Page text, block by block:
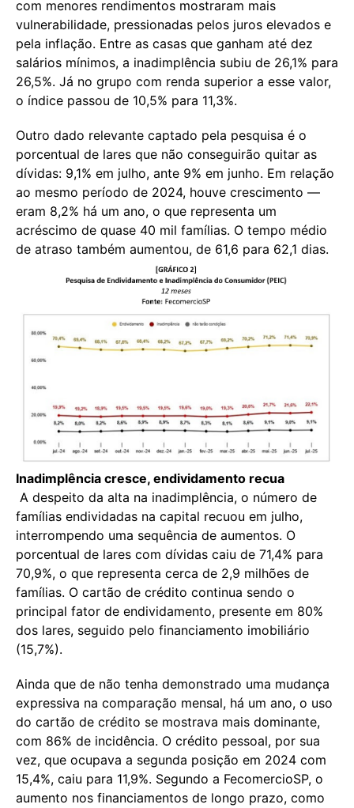
com menores rendimentos mostraram mais
vulnerabilidade, pressionadas pelos juros elevados e
pela inflação. Entre as casas que ganham até dez
salários mínimos, a inadimplência subiu de 26,1% para
26,5%. Já no grupo com renda superior a esse valor,
o índice passou de 10,5% para 11,3%.
Outro dado relevante captado pela pesquisa é o
porcentual de lares que não conseguirão quitar as
dívidas: 9,1% em julho, ante 9% em junho. Em relação
ao mesmo período de 2024, houve crescimento —
eram 8,2% há um ano, o que representa um
acréscimo de quase 40 mil famílias. O tempo médio
de atraso também aumentou, de 61,6 para 62,1 dias.
Inadimplência cresce, endividamento recua
A despeito da alta na inadimplência, o número de
famílias endividadas na capital recuou em julho,
interrompendo uma sequência de aumentos. O
porcentual de lares com dívidas caiu de 71,4% para
70,9%, o que representa cerca de 2,9 milhões de
famílias. O cartão de crédito continua sendo o
principal fator de endividamento, presente em 80%
dos lares, seguido pelo financiamento imobiliário
(15,7%).
Ainda que de não tenha demonstrado uma mudança
expressiva na comparação mensal, há um ano, o uso
do cartão de crédito se mostrava mais dominante,
com 86% de incidência. O crédito pessoal, por sua
vez, que ocupava a segunda posição em 2024 com
15,4%, caiu para 11,9%. Segundo a FecomercioSP, o
aumento nos financiamentos de longo prazo, como